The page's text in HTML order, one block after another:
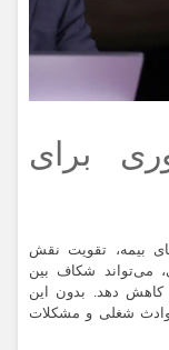
برای
بیمه، تقویت نقش
می‌تواند شکاف بین
کاهش دهد. بدون این
حوادث شغلی و مشکلات